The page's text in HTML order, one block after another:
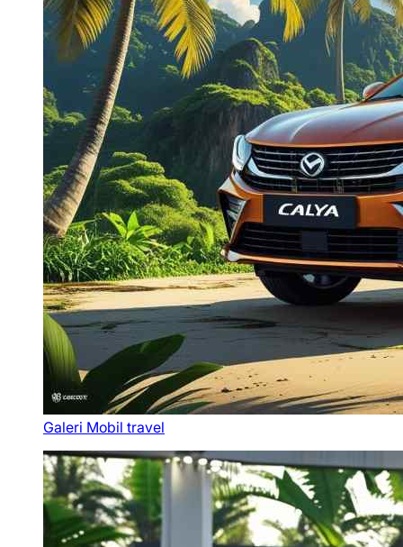
Galeri Mobil travel